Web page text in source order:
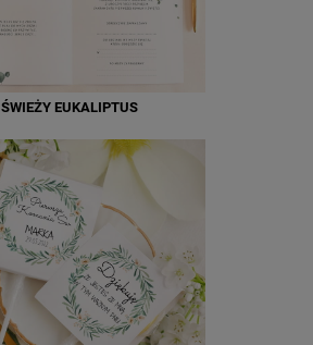
ŚWIEŻY EUKALIPTUS